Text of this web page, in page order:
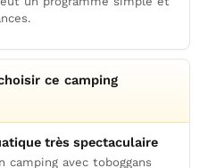
ce camping
très spectaculaire
avec toboggans